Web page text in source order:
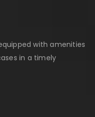
with amenities
in a timely